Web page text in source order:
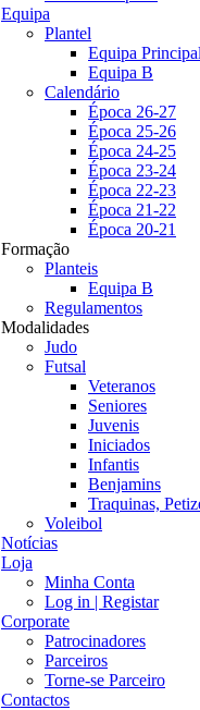
Equipa
Plantel
Equipa Principal
Equipa B
Calendário
Época 26-27
Época 25-26
Época 24-25
Época 23-24
Época 22-23
Época 21-22
Época 20-21
Formação
Planteis
Equipa B
Regulamentos
Modalidades
Judo
Futsal
Veteranos
Seniores
Juvenis
Iniciados
Infantis
Benjamins
Traquinas,
Voleibol
Notícias
Loja
Minha Conta
Log in | Registar
Corporate
Patrocinadores
Parceiros
Torne-se Parceiro
Contactos